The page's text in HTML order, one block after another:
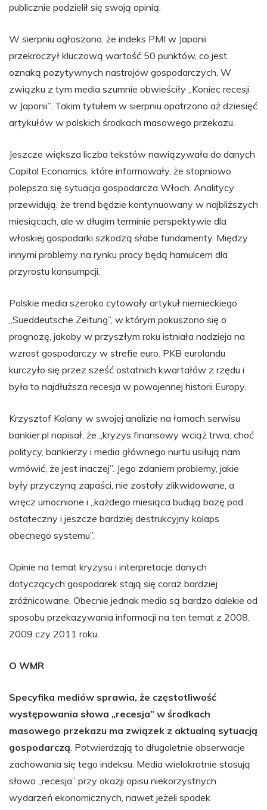
publicznie podzielił się swoją opinią.
W sierpniu ogłoszono, że indeks PMI w Japonii
przekroczył kluczową wartość 50 punktów, co jest
oznaką pozytywnych nastrojów gospodarczych. W
związku z tym media szumnie obwieściły „Koniec recesji
w Japonii”. Takim tytułem w sierpniu opatrzono aż dziesięć
artykułów w polskich środkach masowego przekazu.
Jeszcze większa liczba tekstów nawiązywała do danych
Capital Economics, które informowały, że stopniowo
polepsza się sytuacja gospodarcza Włoch. Analitycy
przewidują, że trend będzie kontynuowany w najbliższych
miesiącach, ale w długim terminie perspektywie dla
włoskiej gospodarki szkodzą słabe fundamenty. Między
innymi problemy na rynku pracy będą hamulcem dla
przyrostu konsumpcji.
Polskie media szeroko cytowały artykuł niemieckiego
„Sueddeutsche Zeitung”, w którym pokuszono się o
prognozę, jakoby w przyszłym roku istniała nadzieja na
wzrost gospodarczy w strefie euro. PKB eurolandu
kurczyło się przez sześć ostatnich kwartałów z rzędu i
była to najdłuższa recesja w powojennej historii Europy.
Krzysztof Kolany w swojej analizie na łamach serwisu
bankier.pl napisał, że „kryzys finansowy wciąż trwa, choć
politycy, bankierzy i media głównego nurtu usiłują nam
wmówić, że jest inaczej”. Jego zdaniem problemy, jakie
były przyczyną zapaści, nie zostały zlikwidowane, a
wręcz umocnione i „każdego miesiąca budują bazę pod
ostateczny i jeszcze bardziej destrukcyjny kolaps
obecnego systemu”.
Opinie na temat kryzysu i interpretacje danych
dotyczących gospodarek stają się coraz bardziej
zróżnicowane. Obecnie jednak media są bardzo dalekie od
sposobu przekazywania informacji na ten temat z 2008,
2009 czy 2011 roku.
O WMR
Specyfika mediów sprawia, że częstotliwość
występowania słowa „recesja” w środkach
masowego przekazu ma związek z aktualną sytuacją
gospodarczą . Potwierdzają to długoletnie obserwacje
zachowania się tego indeksu. Media wielokrotnie stosują
słowo „recesja” przy okazji opisu niekorzystnych
wydarzeń ekonomicznych, nawet jeżeli spadek